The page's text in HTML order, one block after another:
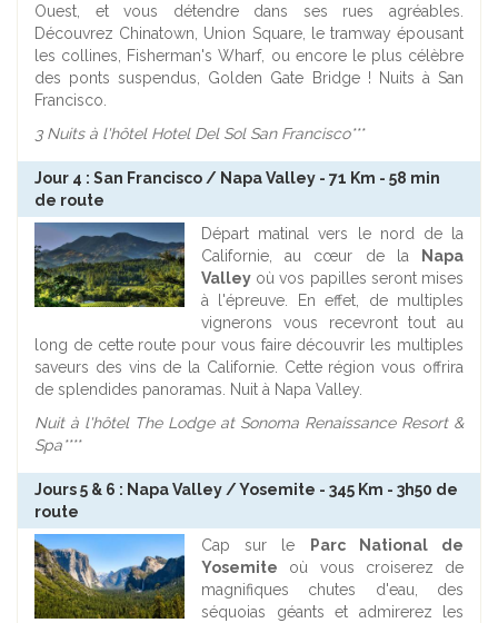
Ouest, et vous détendre dans ses rues agréables.
Découvrez Chinatown, Union Square, le tramway épousant
les collines, Fisherman's Wharf, ou encore le plus célèbre
des ponts suspendus, Golden Gate Bridge ! Nuits à San
Francisco.
3 Nuits à l'hôtel Hotel Del Sol San Francisco***
Jour 4 : San Francisco / Napa Valley - 71 Km - 58 min
de route
Départ matinal vers le nord de la
Californie, au cœur de la
Napa
Valley où vos papilles seront mises
à l'épreuve. En effet, de multiples
vignerons vous recevront tout au
long de cette route pour vous faire découvrir les multiples
saveurs des vins de la Californie. Cette région vous offrira
de splendides panoramas. Nuit à Napa Valley.
Nuit à l'hôtel The Lodge at Sonoma Renaissance Resort &
Spa****
Jours 5 & 6 : Napa Valley / Yosemite - 345 Km - 3h50 de
route
Cap sur le
Parc National de
Yosemite où vous croiserez de
magnifiques chutes d'eau, des
séquoias géants et admirerez les